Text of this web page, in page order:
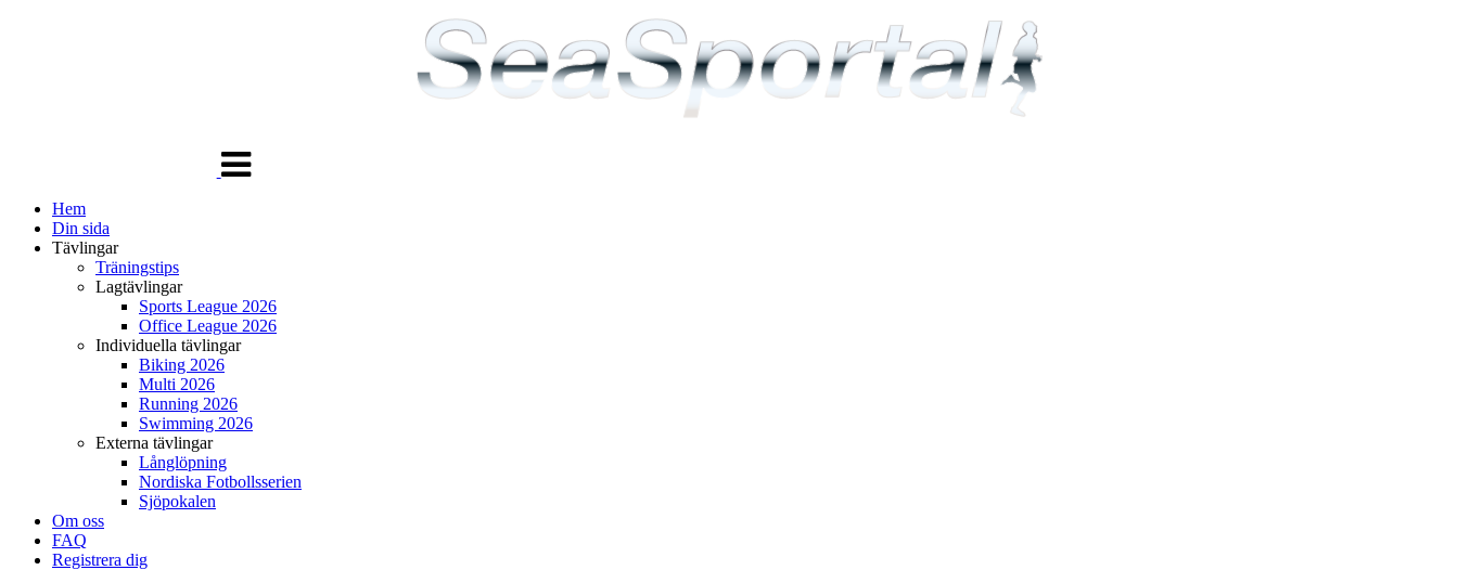
navigering
Hem
Din sida
Tävlingar
Träningstips
Lagtävlingar
Sports League 2026
Office League 2026
Individuella tävlingar
Biking 2026
Multi 2026
Running 2026
Swimming 2026
Externa tävlingar
Långlöpning
Nordiska Fotbollsserien
Sjöpokalen
Om oss
FAQ
Registrera dig